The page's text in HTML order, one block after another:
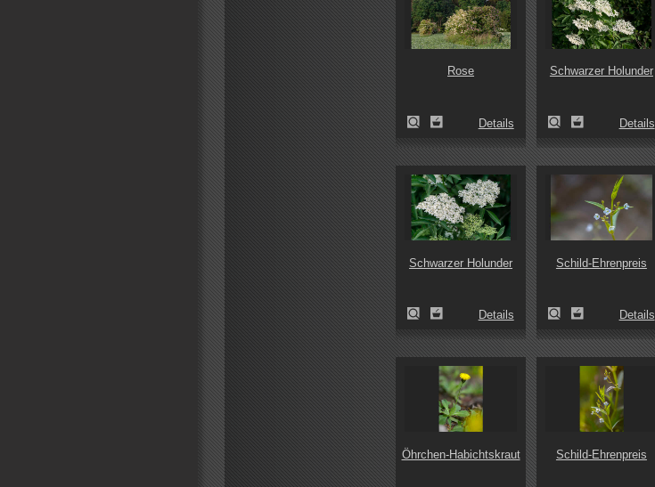
Rose
Details
Schwarzer Holunder
Details
Schwarzer Holunder
Details
Schild-Ehrenpreis
Details
Öhrchen-Habichtskraut Schild-Ehrenpreis